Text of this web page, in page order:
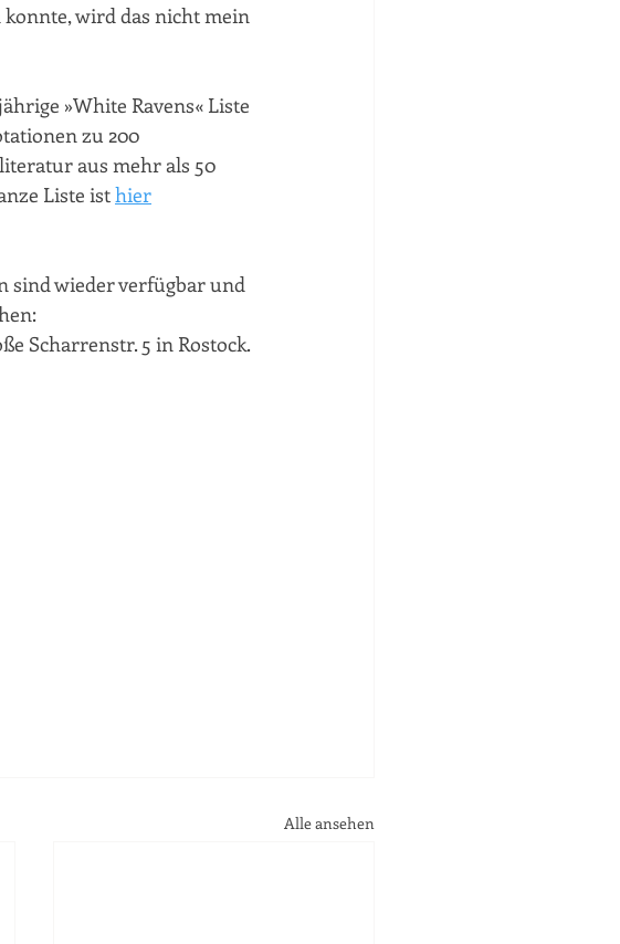
wird das nicht mein
»White Ravens« Liste
zu 200
aus mehr als 50
Liste ist hier
sind wieder verfügbar und
Scharrenstr. 5 in Rostock.
Alle ansehen